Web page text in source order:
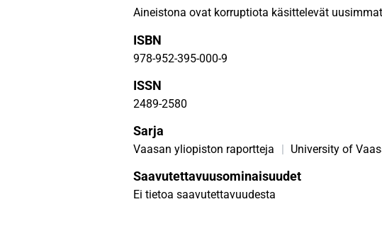
Aineistona ovat korruptiota käsittelevät
ryhmät ja verkostot, rakenteet ja instituutiot.
Tutkimuskeskustelu osoittaa, että yksilötason
pyritään selittämään ja tulkitsemaan yksilön ja
edut ja suosinta. Järjestelmätason korruptio
instituutioiden ominaisuuksien ja niiden
Korruption käsite ja ilmiö ovat jatkuvan
ISBN
978-952-395-000-9
ISSN
2489-2580
Sarja
Vaasan yliopiston raportteja | University of
Saavutettavuusominaisuudet
Ei tietoa saavutettavuudesta